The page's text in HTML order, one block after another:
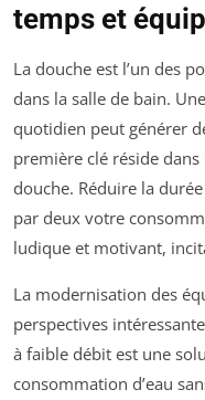
temps et
La douche est l’un des
dans la salle de bain.
quotidien peut générer
première clé réside
douche. Réduire la
par deux votre
ludique et motivant,
La modernisation des
perspectives
à faible débit est une
consommation d’eau